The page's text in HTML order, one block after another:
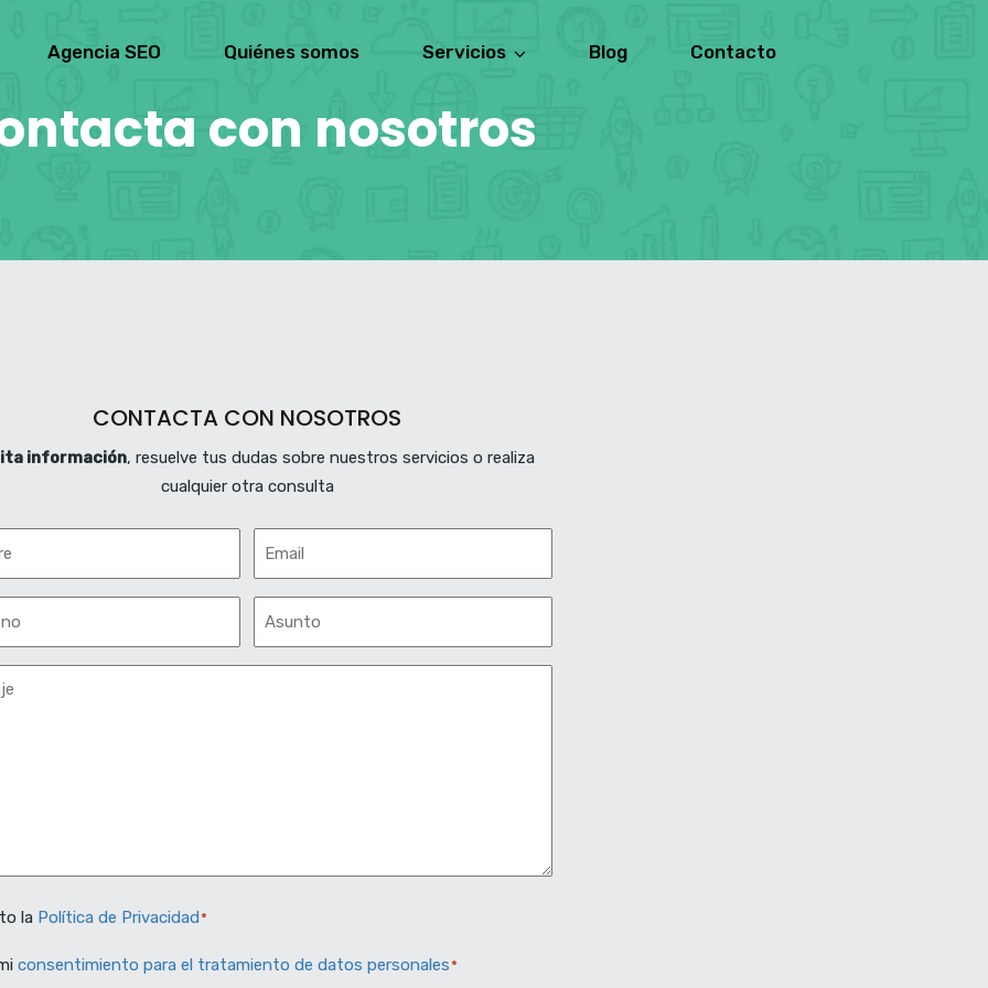
Agencia SEO Quiénes somos Servicios Blog Contacto
con nosotros
CONTACTA CON NOSOTROS
información, resuelve tus dudas sobre nuestros servicios o realiza
cualquier otra consulta
la Política de Privacidad*
consentimiento para el tratamiento de datos personales*